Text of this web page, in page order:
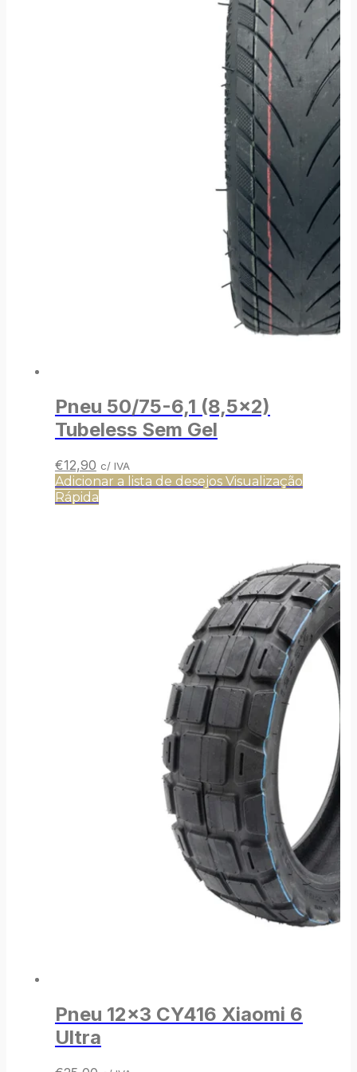
Pneu 50/75-6,1 (8,5×2)
Tubeless Sem Gel
O
preço
original
€12,90O
preço
atual
c/ IVA
Adicionar a lista de desejos Visualização
Rápida
Pneu 12×3 CY416 Xiaomi 6
Ultra